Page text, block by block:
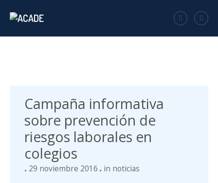
Campaña informativa
sobre prevención de
riesgos laborales en
colegios
29 noviembre 2016 in noticias